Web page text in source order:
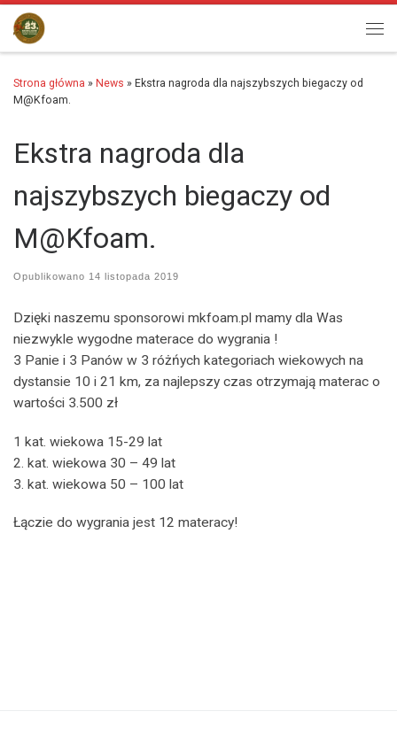
Przejdź do treści
Strona główna » News » Ekstra nagroda dla najszybszych biegaczy od
M@Kfoam.
Ekstra nagroda dla
najszybszych biegaczy od
M@Kfoam.
Opublikowano 14 listopada 2019
Dzięki naszemu sponsorowi mkfoam.pl mamy dla Was
niezwykle wygodne materace do wygrania !
3 Panie i 3 Panów w 3 różńych kategoriach wiekowych na
dystansie 10 i 21 km, za najlepszy czas otrzymają materac o
wartości 3.500 zł
1 kat. wiekowa 15-29 lat
2. kat. wiekowa 30 – 49 lat
3. kat. wiekowa 50 – 100 lat
Łączie do wygrania jest 12 materacy!